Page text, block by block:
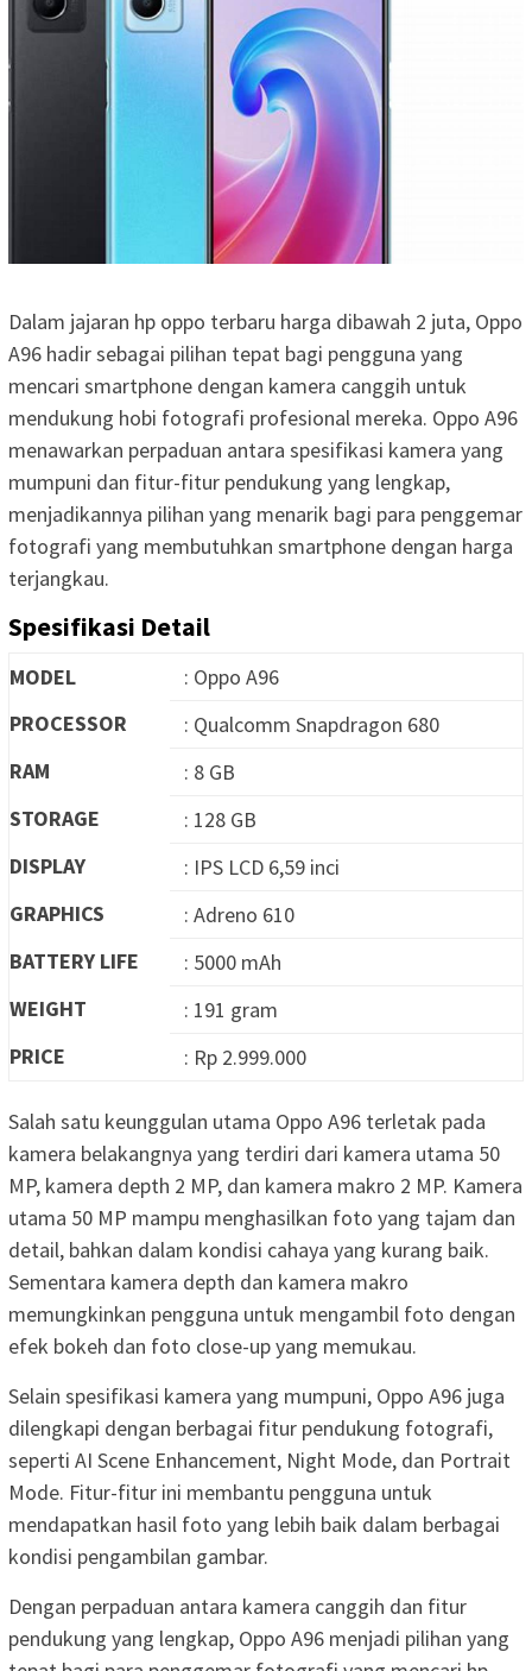
Dalam jajaran hp oppo terbaru harga dibawah 2 juta, Oppo
A96 hadir sebagai pilihan tepat bagi pengguna yang
mencari smartphone dengan kamera canggih untuk
mendukung hobi fotografi profesional mereka. Oppo A96
menawarkan perpaduan antara spesifikasi kamera yang
mumpuni dan fitur-fitur pendukung yang lengkap,
menjadikannya pilihan yang menarik bagi para penggemar
fotografi yang membutuhkan smartphone dengan harga
terjangkau.
Spesifikasi Detail
MODEL
: Oppo A96
PROCESSOR
: Qualcomm Snapdragon 680
RAM
: 8 GB
STORAGE
: 128 GB
DISPLAY
: IPS LCD 6,59 inci
GRAPHICS
: Adreno 610
BATTERY LIFE
: 5000 mAh
WEIGHT
: 191 gram
PRICE
: Rp 2.999.000
Salah satu keunggulan utama Oppo A96 terletak pada
kamera belakangnya yang terdiri dari kamera utama 50
MP, kamera depth 2 MP, dan kamera makro 2 MP. Kamera
utama 50 MP mampu menghasilkan foto yang tajam dan
detail, bahkan dalam kondisi cahaya yang kurang baik.
Sementara kamera depth dan kamera makro
memungkinkan pengguna untuk mengambil foto dengan
efek bokeh dan foto close-up yang memukau.
Selain spesifikasi kamera yang mumpuni, Oppo A96 juga
dilengkapi dengan berbagai fitur pendukung fotografi,
seperti AI Scene Enhancement, Night Mode, dan Portrait
Mode. Fitur-fitur ini membantu pengguna untuk
mendapatkan hasil foto yang lebih baik dalam berbagai
kondisi pengambilan gambar.
Dengan perpaduan antara kamera canggih dan fitur
pendukung yang lengkap, Oppo A96 menjadi pilihan yang